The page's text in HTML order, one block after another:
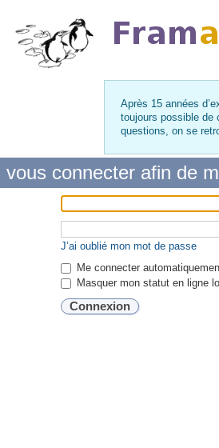
Après 15 années
toujours possible de
questions, on se
vous connecter afin de
J’ai oublié mon mot de passe
Me connecter
Masquer mon statut en ligne